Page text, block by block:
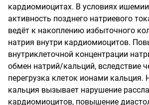
кардиомиоцитах. В условиях
активность позднего натриевого
ведёт к накоплению избыточного
натрия внутри кардиомиоцитов.
внутриклеточной концентрации
обмен натрий/кальций, вследствие
перегрузка клеток ионами кальция.
кальция вызывает нарушение
кардиомиоцитов, повышение